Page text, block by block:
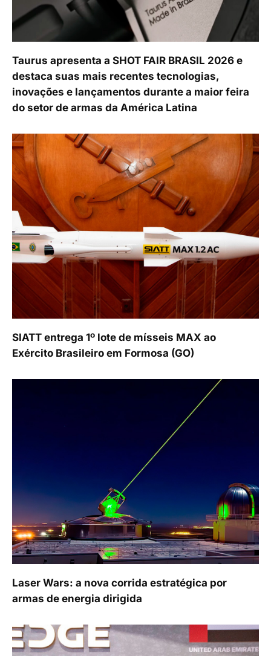
Taurus apresenta a SHOT FAIR BRASIL 2026 e
destaca suas mais recentes tecnologias,
inovações e lançamentos durante a maior feira
do setor de armas da América Latina
SIATT entrega 1º lote de mísseis MAX ao
Exército Brasileiro em Formosa (GO)
Laser Wars: a nova corrida estratégica por
armas de energia dirigida